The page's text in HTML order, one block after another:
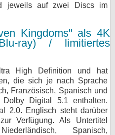
jeweils auf zwei Discs im
Kingdoms" als 4K
ray) / limitiertes
High Definition und hat
die sich je nach Sprache
Französisch, Spanisch und
Digital 5.1 enthalten.
2.0. Englisch steht darüber
Verfügung. Als Untertitel
Spanisch,